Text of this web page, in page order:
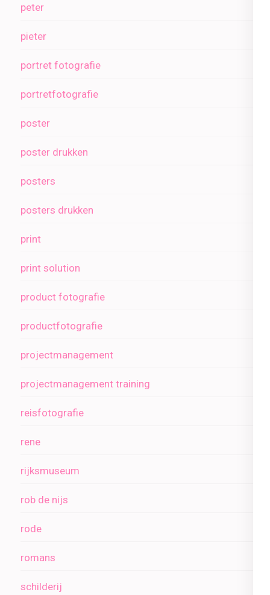
peter
pieter
portret fotografie
portretfotografie
poster
poster drukken
posters
posters drukken
print
print solution
product fotografie
productfotografie
projectmanagement
projectmanagement training
reisfotografie
rene
rijksmuseum
rob de nijs
rode
romans
schilderij